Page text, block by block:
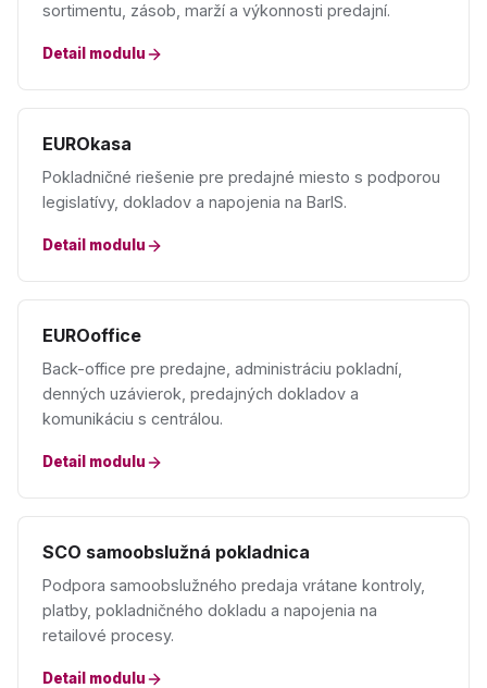
sortimentu, zásob, marží a výkonnosti predajní.
Detail modulu
EUROkasa
Pokladničné riešenie pre predajné miesto s podporou
legislatívy, dokladov a napojenia na BarIS.
Detail modulu
EUROoffice
Back-office pre predajne, administráciu pokladní,
denných uzávierok, predajných dokladov a
komunikáciu s centrálou.
Detail modulu
SCO samoobslužná pokladnica
Podpora samoobslužného predaja vrátane kontroly,
platby, pokladničného dokladu a napojenia na
retailové procesy.
Detail modulu